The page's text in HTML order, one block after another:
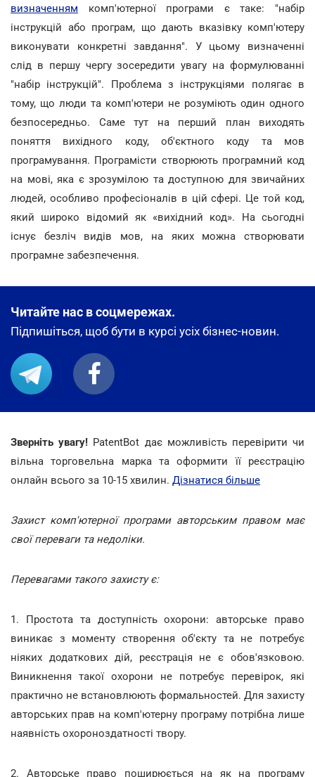
визначенням комп'ютерної програми є таке: "набір
інструкцій або програм, що дають вказівку комп'ютеру
виконувати конкретні завдання". У цьому визначенні
слід в першу чергу зосередити увагу на формулюванні
"набір інструкцій". Проблема з інструкціями полягає в
тому, що люди та комп'ютери не розуміють один одного
безпосередньо. Саме тут на перший план виходять
поняття вихідного коду, об'єктного коду та мов
програмування. Програмісти створюють програмний код
на мові, яка є зрозумілою та доступною для звичайних
людей, особливо професіоналів в цій сфері. Це той код,
який широко відомий як «вихідний код». На сьогодні
існує безліч видів мов, на яких можна створювати
програмне забезпечення.
Читайте нас в соцмережах.
Підпишіться, щоб бути в курсі усіх бізнес-новин.
Зверніть увагу! PatentBot дає можливість перевірити чи
вільна торговельна марка та оформити її реєстрацію
онлайн всього за 10-15 хвилин. Дізнатися більше
Захист комп'ютерної програми авторським правом має
свої переваги та недоліки.
Перевагами такого захисту є:
1. Простота та доступність охорони: авторське право
виникає з моменту створення об'єкту та не потребує
ніяких додаткових дій, реєстрація не є обов'язковою.
Виникнення такої охорони не потребує перевірок, які
практично не встановлюють формальностей. Для захисту
авторських прав на комп'ютерну програму потрібна лише
наявність охороноздатності твору.
2. Авторське право поширюється на як на програму